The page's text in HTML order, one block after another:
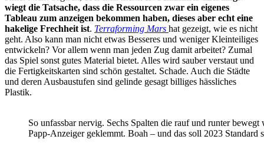
wiegt die Tatsache, dass die Ressourcen zwar ein eigenes
Tableau zum anzeigen bekommen haben, dieses aber echt eine
hakelige Frechheit ist. Terraforming Mars hat gezeigt, wie es nicht
geht. Also kann man nicht etwas Besseres und weniger Kleinteiliges
entwickeln? Vor allem wenn man jeden Zug damit arbeitet? Zumal
das Spiel sonst gutes Material bietet. Alles wird sauber verstaut und
die Fertigkeitskarten sind schön gestaltet. Schade. Auch die Städte
und deren Ausbaustufen sind gelinde gesagt billiges hässliches
Plastik.
So unfassbar nervig. Sechs Spalten die rauf und runter
Papp-Anzeiger geklemmt. Boah – und das soll 2023 Standard